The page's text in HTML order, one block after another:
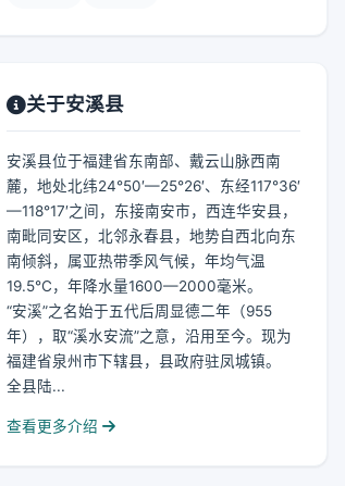
关于安溪县
安溪县位于福建省东南部、戴云山脉西南
麓，地处北纬24°50′—25°26′、东经117°36′
—118°17′之间，东接南安市，西连华安县，
南毗同安区，北邻永春县，地势自西北向东
南倾斜，属亚热带季风气候，年均气温
19.5℃，年降水量1600—2000毫米。
“安溪”之名始于五代后周显德二年（955
年），取“溪水安流”之意，沿用至今。现为
福建省泉州市下辖县，县政府驻凤城镇。
全县陆...
查看更多介绍